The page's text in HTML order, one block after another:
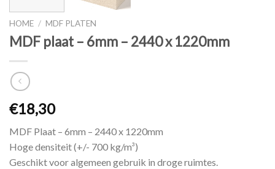
HOME / MDF PLATEN
MDF plaat – 6mm – 2440 x 1220mm
€18,30
MDF Plaat – 6mm – 2440 x 1220mm
Hoge densiteit (+/- 700 kg/m³)
Geschikt voor algemeen gebruik in droge ruimtes.